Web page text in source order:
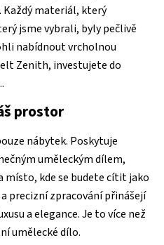
Každý materiál, který
jsme vybrali, byly pečlivě
nabídnout vrcholnou
Zenith, investujete do
.
prostor
nábytek. Poskytuje
uměleckým dílem,
místo, kde se budete cítit jako
precizní zpracování přinášejí
a elegance. Je to více než
umělecké dílo.